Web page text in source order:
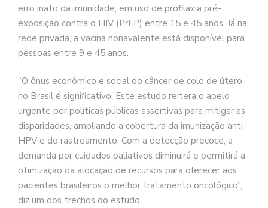
erro inato da imunidade; em uso de profilaxia pré-
exposição contra o HIV (PrEP) entre 15 e 45 anos. Já na
rede privada, a vacina nonavalente está disponível para
pessoas entre 9 e 45 anos.
“O ônus econômico e social do câncer de colo de útero
no Brasil é significativo. Este estudo reitera o apelo
urgente por políticas públicas assertivas para mitigar as
disparidades, ampliando a cobertura da imunização anti-
HPV e do rastreamento. Com a detecção precoce, a
demanda por cuidados paliativos diminuirá e permitirá a
otimização da alocação de recursos para oferecer aos
pacientes brasileiros o melhor tratamento oncológico”,
diz um dos trechos do estudo.